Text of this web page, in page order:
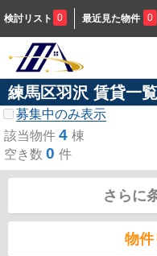
検討リスト 0 最近見た物件 0
練馬区羽沢 賃貸一覧
募集中のみ表示
該当物件 4 棟
空き数 0 件
さらに
物件